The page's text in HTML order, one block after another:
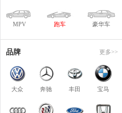
MPV 跑车 豪华车
品牌 更多>>
大众 奔驰 丰田 宝马